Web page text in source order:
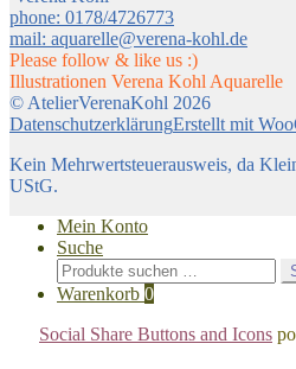
phone: 0178/4726773
mail: aquarelle@verena-kohl.de
Please follow & like us :)
Illustrationen Verena Kohl Aquarelle
© AtelierVerenaKohl 2026
DatenschutzerklärungErstellt mit
Kein Mehrwertsteuerausweis, da
UStG.
Mein Konto
Suche
Suchen
nach:
Warenkorb 0
Social Share Buttons and Icons